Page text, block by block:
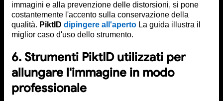
immagini e alla prevenzione delle distorsioni, si pone
costantemente l'accento sulla conservazione della
qualità. PiktID dipingere all'aperto La guida illustra il
miglior caso d'uso dello strumento.
6. Strumenti PiktID utilizzati per
allungare l'immagine in modo
professionale